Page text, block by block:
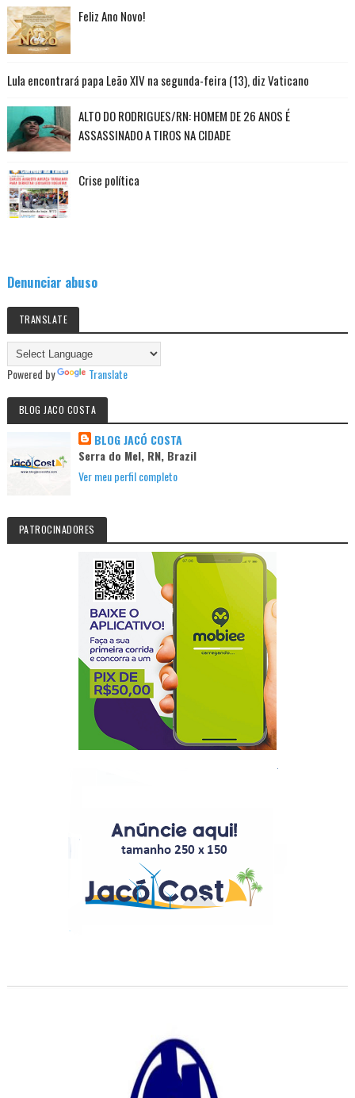
Feliz Ano Novo!
Lula encontrará papa Leão XIV na segunda-feira (13), diz Vaticano
ALTO DO RODRIGUES/RN: HOMEM DE 26 ANOS É
ASSASSINADO A TIROS NA CIDADE
Crise política
Denunciar abuso
TRANSLATE
Powered by Translate
BLOG JACO COSTA
BLOG JACÓ COSTA
Serra do Mel, RN, Brazil
Ver meu perfil completo
PATROCINADORES